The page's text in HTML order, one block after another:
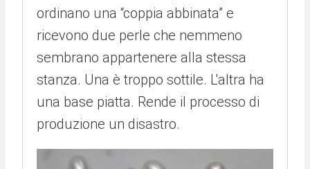
ordinano una “coppia abbinata” e
ricevono due perle che nemmeno
sembrano appartenere alla stessa
stanza. Una è troppo sottile. L'altra ha
una base piatta. Rende il processo di
produzione un disastro.